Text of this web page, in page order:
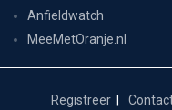
Anfieldwatch
MeeMetOranje.nl
Registreer